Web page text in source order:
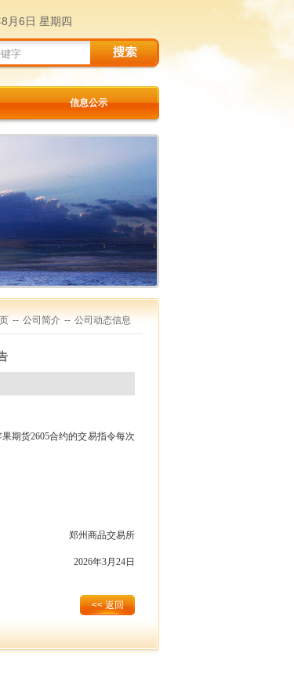
月6日 星期四
信息公示
-- 公司简介 -- 公司动态信息
果期货2605合约的交易指令每次
郑州商品交易所
2026年3月 24日
<< 返回